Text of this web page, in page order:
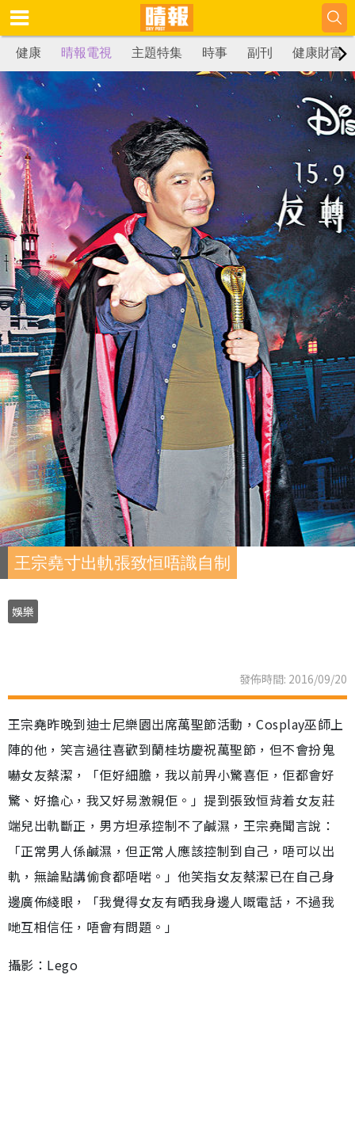
健康 晴報電視 主題特集 時事 副刊 健康財富
王宗堯寸出軌張致恒唔識自制
娛樂
發佈時間: 2016/09/20
王宗堯昨晚到迪士尼樂園出席萬聖節活動，Cosplay巫師上
陣的他，笑言過往喜歡到蘭桂坊慶祝萬聖節，但不會扮鬼
嚇女友蔡潔，「佢好細膽，我以前畀小驚喜佢，佢都會好
驚、好擔心，我又好易激親佢。」提到張致恒背着女友莊
端兒出軌斷正，男方坦承控制不了鹹濕，王宗堯聞言說：
「正常男人係鹹濕，但正常人應該控制到自己，唔可以出
軌，無論點講偷食都唔啱。」他笑指女友蔡潔已在自己身
邊廣佈綫眼，「我覺得女友有晒我身邊人嘅電話，不過我
哋互相信任，唔會有問題。」
攝影：Lego